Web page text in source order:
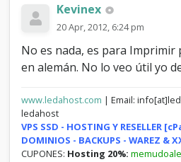
Kevinex
20 Apr, 2012, 6:24 pm
No es nada, es para Imprimir
en alemán. No lo veo útil yo
www.ledahost.com | Email:
ledahost
VPS SSD - HOSTING Y RESELLER
DOMINIOS - BACKUPS - WAREZ &
CUPONES: Hosting 20%: